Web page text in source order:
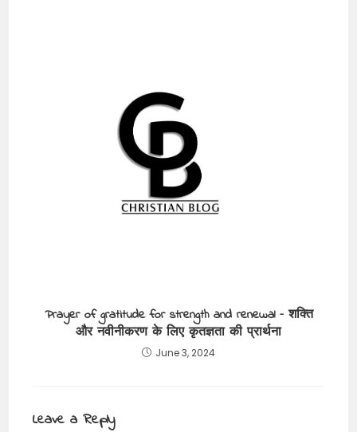
Prayer of gratitude for strength and renewal – शक्ति
और नवीनीकरण के लिए कृतज्ञता की प्रार्थना
June 3, 2024
Leave a Reply